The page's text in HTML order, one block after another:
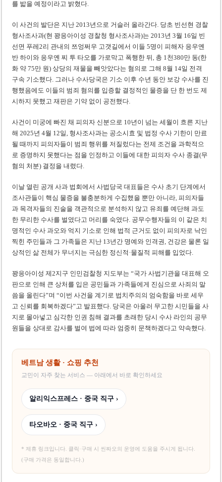
를 밟을 예정이라고 밝혔다.
이 사건의 발단은 지난 2013년으로 거슬러 올라간다. 당초 빈선현 경찰
형사조사과(현 꽝응아이성 경찰청 형사조사과)는 2013년 3월 16일 빈
선면 푸레2리 관내의 쯔엉쩌우 고갯길에서 이들 5명이 피해자 응우옌
반 하이와 응우옌 찌 투 타오를 가로막고 폭행한 뒤, 총 1천380만 동(한
화 약 75만 원) 상당의 재물을 빼앗았다는 혐의로 그해 8월 14일 전격
구속 기소했다. 그러나 수사당국은 기소 이후 수년 동안 보강 수사를 진
행했음에도 이들의 범죄 혐의를 입증할 결정적인 물증을 단 한 번도 제
시하지 못했고 재판은 기약 없이 공전했다.
사건이 미궁에 빠진 채 피의자 신분으로 10년이 넘는 세월이 흐른 지난
해 2025년 4월 12일, 형사조사과는 공소시효 및 법정 수사 기한이 만료
될 때까지 피의자들이 범죄 행위를 저질렀다는 전제 조건을 과학적으
로 증명하지 못했다는 점을 인정하고 이들에 대한 피의자 수사 종결(무
혐의 처분) 결정을 내렸다.
이날 열린 공개 사과 법회에서 사법당국 대표들은 수사 초기 단계에서
조사관들이 핵심 물증을 불충분하게 수집했을 뿐만 아니라, 피의자들
과 목격자들의 진술을 객관적으로 분석하지 않고 유죄를 예단해 과도
한 무리한 수사를 벌였다고 머리를 숙였다. 공무수행자들의 이 같은 치
명적인 수사 과오와 억지 기소로 인해 법적 근거도 없이 피의자로 낙인
찍힌 주민들과 그 가족들은 지난 13년간 명예와 인격권, 건강은 물론 일
상적인 삶 전체가 무너지는 극심한 정신적·물질적 피해를 입었다.
꽝응아이성 제2지구 인민검찰청 지도부는 “국가 사법기관을 대표해 오
판으로 인해 큰 상처를 입은 공민들과 가족들에게 진심으로 사죄의 말
씀을 올린다”며 “이번 사건을 계기로 법치주의의 엄숙함을 바로 세우
고 신뢰를 회복하겠다”고 발표했다. 당국은 아울러 무고한 시민들을 사
지로 몰아넣고 심각한 인권 침해 결과를 초래한 당시 수사 라인의 공무
원들을 상대로 감사를 벌여 법에 따라 엄중히 문책하겠다고 약속했다.
베트남 생활 · 쇼핑 추천
교민이 자주 찾는 서비스 — 아래에서 바로 확인하세요
알리익스프레스 · 중국 직구 ›
타오바오 · 중국 직구 ›
* 제휴 링크입니다. 클릭·구매 시 씬짜오의 운영에 도움을 주시게 됩니다.
(구매 가격은 동일합니다.)